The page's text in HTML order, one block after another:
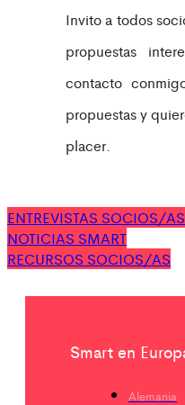
Invito a todos
propuestas
contacto
propuestas y
placer.
ENTREVISTAS SOCIOS/AS
NOTICIAS SMART
RECURSOS SOCIOS/AS
Smart en
Alemania